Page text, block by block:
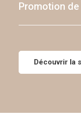
Promotion de
Découvrir la